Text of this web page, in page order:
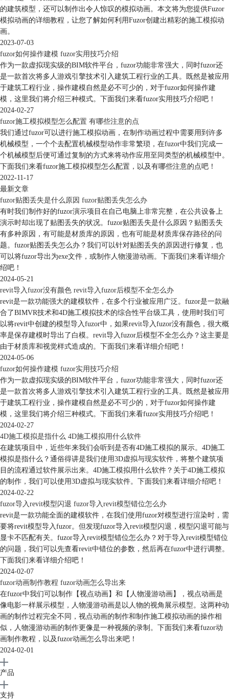
的建筑模型，还可以制作出令人惊叹的模拟动画。本文将为您提供Fuzor
模拟动画的详细教程，让您了解如何利用Fuzor创建出精彩的施工模拟动
画。
2023-07-03
fuzor如何操作建模 fuzor实用技巧介绍
作为一款虚拟现实级的BIM软件平台，fuzor功能非常强大，同时fuzor还
是一款首次将多人游戏引擎技术引入建筑工程行业的工具。既然是被应用
于建筑工程行业，操作建模自然是必不可少的，对于fuzor如何操作建
模，这里我们将介绍三种模式。下面我们来看fuzor实用技巧介绍吧！
2024-02-27
fuzor施工模拟模型怎么配置 有哪些注意的点
我们通过fuzor可以进行施工模拟动画，在制作动画过程中需要用到许多
机械模型，一个个去配置机械模型动作非常繁琐，在fuzor中我们完成一
个机械模型后便可通过复制的方式来将动作应用至同类型的机械模型中。
下面我们来看fuzor施工模拟模型怎么配置，以及有哪些注意的点吧！
2022-11-17
最新文章
fuzor贴图丢失是什么原因 fuzor贴图丢失怎么办
有时我们制作好的fuzor演示项目在自己电脑上非常完整，在公共设备上
演示时却出现了贴图丢失的状况。fuzor贴图丢失是什么原因？贴图丢失
有多种原因，有可能是材质库的原因，也有可能是材质库保存路径的问
题。fuzor贴图丢失怎么办？我们可以针对贴图丢失的原因进行修复，也
可以将fuzor导出为exe文件，或制作人物漫游动画。下面我们来看详细介
绍吧！
2024-05-21
revit导入fuzor没有颜色 revit导入fuzor后模型不全怎么办
revit是一款功能强大的建模软件，在多个行业被应用广泛。fuzor是一款融
合了BIMVR技术和4D施工模拟技术的综合性平台级工具，使用时我们可
以将revit中创建的模型导入fuzor中，如果revit导入fuzor没有颜色，很大概
率是保存建模时导出了白模。revit导入fuzor后模型不全怎么办？这主要是
由于材质库和视觉样式造成的。下面我们来看详细介绍吧！
2024-05-06
fuzor如何操作建模 fuzor实用技巧介绍
作为一款虚拟现实级的BIM软件平台，fuzor功能非常强大，同时fuzor还
是一款首次将多人游戏引擎技术引入建筑工程行业的工具。既然是被应用
于建筑工程行业，操作建模自然是必不可少的，对于fuzor如何操作建
模，这里我们将介绍三种模式。下面我们来看fuzor实用技巧介绍吧！
2024-02-27
4D施工模拟是指什么 4D施工模拟用什么软件
在建筑项目中，近些年来我们会听到是否有4D施工模拟的展示。4D施工
模拟是指什么？通俗得讲是我们使用3D虚拟与现实软件，将整个建筑项
目的流程通过软件展示出来。4D施工模拟用什么软件？关于4D施工模拟
的制作，我们可以使用3D虚拟与现实软件。下面我们来看详细介绍吧！
2024-02-22
fuzor导入revit模型闪退 fuzor导入revit模型错位怎么办
revit是一款功能全面的建模软件，在我们使用fuzor对模型进行渲染时，需
要将revit模型导入fuzor。但发现fuzor导入revit模型闪退，模型闪退可能与
显卡不匹配有关。fuzor导入revit模型错位怎么办？对于导入revit模型错位
的问题，我们可以先查看revit中错位的参数，然后再在fuzor中进行调整。
下面我们来看详细介绍吧！
2024-02-07
fuzor动画制作教程 fuzor动画怎么导出来
在fuzor中我们可以制作【视点动画】和【人物漫游动画】，视点动画是
像电影一样展示模型，人物漫游动画是以人物的视角展示模型。这两种动
画的制作过程完全不同，视点动画的制作和制作施工模拟动画的操作相
似，人物漫游动画的制作更像是一种视频的录制。下面我们来看fuzor动
画制作教程，以及fuzor动画怎么导出来吧！
2024-02-01
产品
支持